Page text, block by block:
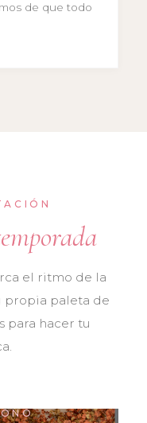
de que todo
el ritmo de la
propia paleta de
para hacer tu